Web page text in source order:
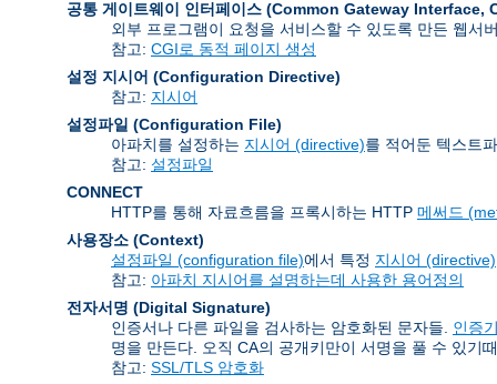
공통 게이트웨이 인터페이스 (Common Gateway Interface,
외부 프로그램이 요청을 서비스할 수 있도록 만든 웹
참고: CGI로 동적 페이지 생성
설정 지시어 (Configuration Directive)
참고: 지시어
설정파일 (Configuration File)
아파치를 설정하는 지시어 (directive)를 적어둔 텍스트
참고: 설정파일
CONNECT
HTTP를 통해 자료흐름을 프록시하는 HTTP 메써드
사용장소 (Context)
설정파일 (configuration file)에서 특정 지시어 (directive)
참고: 아파치 지시어를 설명하는데 사용한 용어정의
전자서명 (Digital Signature)
인증서나 다른 파일을 검사하는 암호화된 문자들. 인증
명을 만든다. 오직 CA의 공개키만이 서명을 풀 수 있기
참고: SSL/TLS 암호화